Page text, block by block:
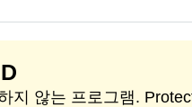
지 않는 프로그램.